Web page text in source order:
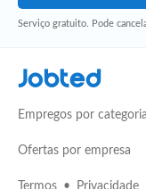
Serviço gratuito. Pode
Jobted
Empregos por categoria
Ofertas por empresa
Termos Privacidade